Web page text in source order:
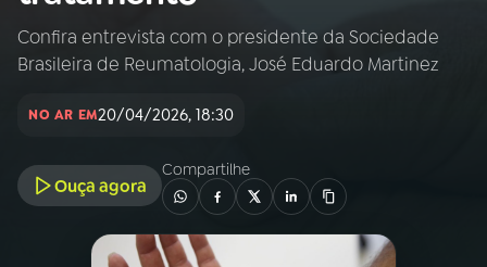
01INÍCIO
A RÁDIO
PROGRAMAÇÃO
PROGRAMAS
Confira entrevista com o presidente da Sociedade
Brasileira de Reumatologia, José Eduardo Martinez
NO AR EM20/04/2026, 18:30
Ouça agora
Compartilhe